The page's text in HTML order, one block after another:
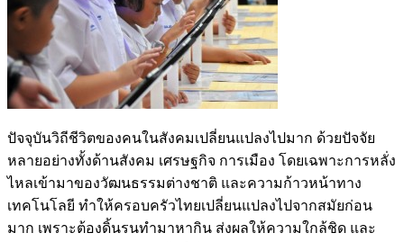
ปัจจุบันวิถีชีวิตของคนในสังคมเปลี่ยนแปลงไปมาก ด้วยปัจจัย
หลายอย่างทั้งด้านสังคม เศรษฐกิจ การเมือง โดยเฉพาะการหลั่ง
ไหลเข้ามาของวัฒนธรรมต่างชาติ และความก้าวหน้าทาง
เทคโนโลยี ทำให้ครอบครัวไทยเปลี่ยนแปลงไปจากสมัยก่อน
มาก เพราะต้องดิ้นรนทำมาหากิน ส่งผลให้ความใกล้ชิด และ